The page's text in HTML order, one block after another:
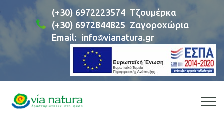
(+30) 6972223574 Τζουμέρκα
(+30) 6972844825 Ζαγοροχώρια
Email: info vianatura.gr